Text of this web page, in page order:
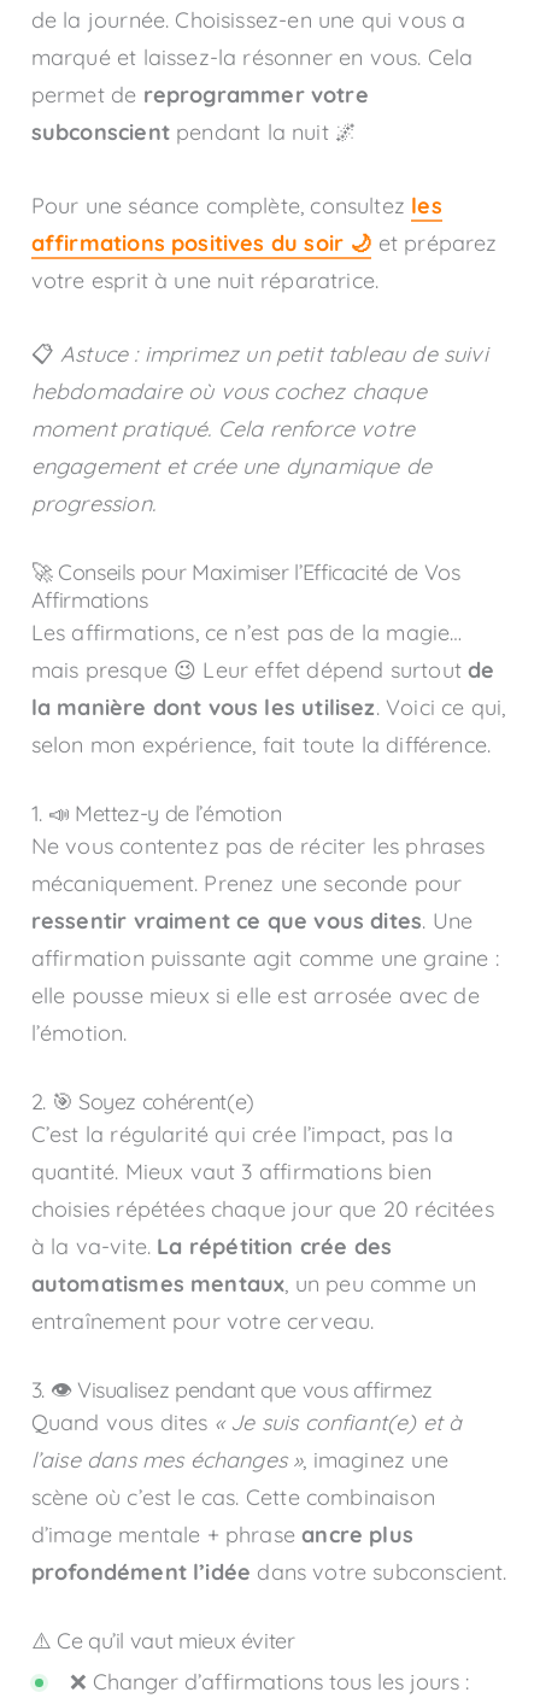
de la journée. Choisissez-en une qui vous a
marqué et laissez-la résonner en vous. Cela
permet de reprogrammer votre
subconscientpendant la nuit 🌌
Pour une séance complète, consultez les
affirmations positives du soir 🌙 et préparez
votre esprit à une nuit réparatrice.
📋Astuce : imprimez un petit tableau de suivi
hebdomadaire où vous cochez chaque
moment pratiqué. Cela renforce votre
engagement et crée une dynamique de
progression.
🚀 Conseils pour Maximiser l’Efficacité de Vos
Affirmations
Les affirmations, ce n’est pas de la magie…
mais presque 😉 Leur effet dépend surtoutde
la manière dont vous les utilisez. Voici ce qui,
selon mon expérience, fait toute la différence.
1. 📣 Mettez-y de l’émotion
Ne vous contentez pas de réciter les phrases
mécaniquement. Prenez une seconde pour
ressentir vraiment ce que vous dites. Une
affirmation puissante agit comme une graine :
elle pousse mieux si elle est arrosée avec de
l’émotion.
2. 🎯 Soyez cohérent(e)
C’est la régularité qui crée l’impact, pas la
quantité. Mieux vaut 3 affirmations bien
choisies répétées chaque jour que 20 récitées
à la va-vite. La répétition crée des
automatismes mentaux, un peu comme un
entraînement pour votre cerveau.
3. 👁️ Visualisez pendant que vous affirmez
Quand vous dites « Je suis confiant(e) et à
l’aise dans mes échanges », imaginez une
scène où c’est le cas. Cette combinaison
d’image mentale + phraseancre plus
profondément l’idée dans votre subconscient.
⚠️ Ce qu’il vaut mieux éviter
❌ Changer d’affirmations tous les jours :